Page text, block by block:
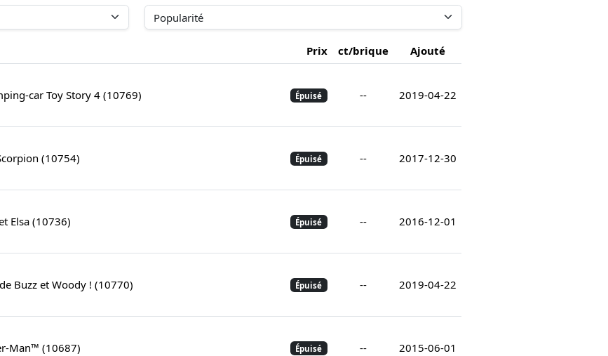
Prix ct/brique Ajouté
car Toy Story 4 (10769) Épuisé -- 2019-04-22
(10754) Épuisé -- 2017-12-30
Elsa (10736) Épuisé -- 2016-12-01
Buzz et Woody ! (10770) Épuisé -- 2019-04-22
Man™ (10687) Épuisé -- 2015-06-01